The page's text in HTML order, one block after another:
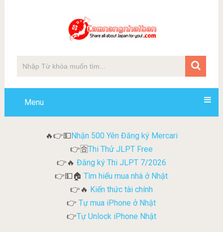
Menu
🔥👉💵Nhận 500 Yên Đăng ký Mercari
👉🈴Thi Thử JLPT Free
👉🔥 Đăng ký Thi JLPT 7/2026
👉💵🏠Tìm hiểu mua nhà ở Nhật
👉🔥 Kiến thức tài chính
👉 Tự mua iPhone ở Nhật
👉Tự Unlock iPhone Nhật